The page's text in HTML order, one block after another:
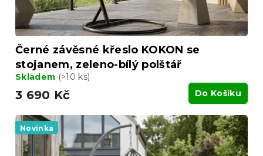
ů
Černé závěsné křeslo KOKON se
stojanem, zeleno-bílý polštář
Skladem (>10 ks)
3 690 Kč Do Košíku
Novinka